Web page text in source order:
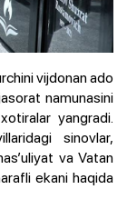
vijdonan ado
namunasini
yangradi.
sinovlar,
va Vatan
ekani haqida